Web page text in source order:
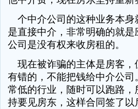
个中介公司的这种业务本身
是直接中介，非常明确的就
公司是没有权来收房租的。
现在被诈骗的主体是房客，
有错的，不能把钱给中介公
常低的行业，随时可以跑路
持要见房东，这样合同签了